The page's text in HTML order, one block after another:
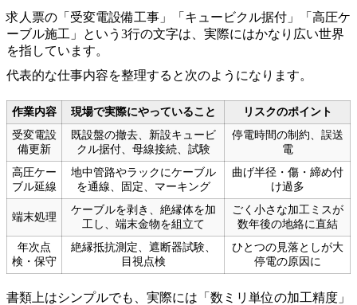
求人票の「受変電設備工事」「キュービクル据付」「高圧ケ
ーブル施工」という3行の文字は、実際にはかなり広い世界
を指しています。
代表的な仕事内容を整理すると次のようになります。
作業内容 現場で実際にやっていること
リスクのポイント
受変電設
備更新
既設盤の撤去、新設キュービ
クル据付、母線接続、試験
停電時間の制約、誤送
電
高圧ケー
ブル延線
地中管路やラックにケーブル
を通線、固定、マーキング
曲げ半径・傷・締め付
け過多
端末処理
ケーブルを剥き、絶縁体を加
工し、端末金物を組立て
ごく小さな加工ミスが
数年後の地絡に直結
年次点
検・保守
絶縁抵抗測定、遮断器試験、
目視点検
ひとつの見落としが大
停電の原因に
書類上はシンプルでも、実際には「数ミリ単位の加工精度」